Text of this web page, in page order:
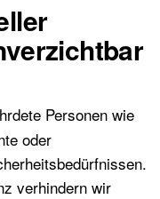
Personen wie
oder
verhindern wir